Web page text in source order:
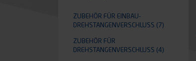
ZUBEHÖR FÜR EINBAU-
DREHSTANGENVERSCHLUSS
(7)
ZUBEHÖR FÜR
DREHSTANGENVERSCHLUSS
(4)